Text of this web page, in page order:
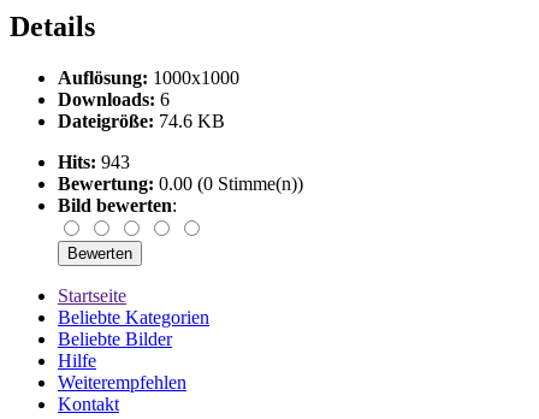
Details
Auflösung: 1000x1000
Downloads: 6
Dateigröße: 74.6 KB
Hits: 943
Bewertung: 0.00 (0 Stimme(n))
Bild bewerten:
Startseite
Beliebte Kategorien
Beliebte Bilder
Hilfe
Weiterempfehlen
Kontakt